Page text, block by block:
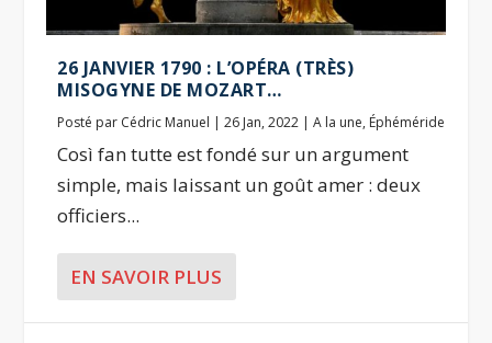
26 JANVIER 1790 : L’OPÉRA (TRÈS)
MISOGYNE DE MOZART…
Posté par Cédric Manuel |26 Jan, 2022 |A la une, Éphéméride
Così fan tutte est fondé sur un argument
simple, mais laissant un goût amer : deux
officiers...
EN SAVOIR PLUS